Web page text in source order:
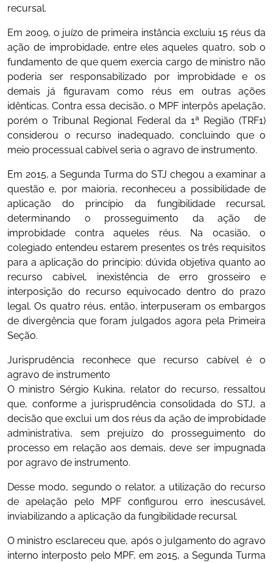
recursal.
Em 2009, o juízo de primeira instância excluiu 15 réus da
ação de improbidade, entre eles aqueles quatro, sob o
fundamento de que quem exercia cargo de ministro não
poderia ser responsabilizado por improbidade e os
demais já figuravam como réus em outras ações
idênticas. Contra essa decisão, o MPF interpôs apelação,
porém o Tribunal Regional Federal da 1ª Região (TRF1)
considerou o recurso inadequado, concluindo que o
meio processual cabível seria o agravo de instrumento.
Em 2015, a Segunda Turma do STJ chegou a examinar a
questão e, por maioria, reconheceu a possibilidade de
aplicação do princípio da fungibilidade recursal,
determinando o prosseguimento da ação de
improbidade contra aqueles réus. Na ocasião, o
colegiado entendeu estarem presentes os três requisitos
para a aplicação do princípio: dúvida objetiva quanto ao
recurso cabível, inexistência de erro grosseiro e
interposição do recurso equivocado dentro do prazo
legal. Os quatro réus, então, interpuseram os embargos
de divergência que foram julgados agora pela Primeira
Seção.
Jurisprudência reconhece que recurso cabível é o
agravo de instrumento
O ministro Sérgio Kukina, relator do recurso, ressaltou
que, conforme a jurisprudência consolidada do STJ, a
decisão que exclui um dos réus da ação de improbidade
administrativa, sem prejuízo do prosseguimento do
processo em relação aos demais, deve ser impugnada
por agravo de instrumento.
Desse modo, segundo o relator, a utilização do recurso
de apelação pelo MPF configurou erro inescusável,
inviabilizando a aplicação da fungibilidade recursal.
O ministro esclareceu que, após o julgamento do agravo
interno interposto pelo MPF, em 2015, a Segunda Turma